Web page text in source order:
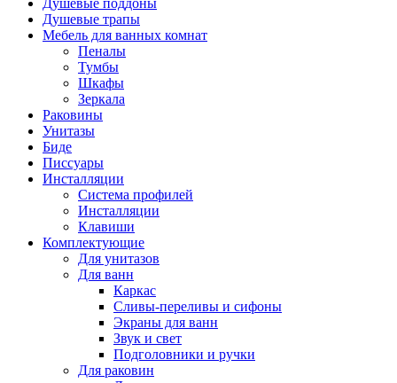
Душевые поддоны
Душевые трапы
Мебель для ванных комнат
Пеналы
Тумбы
Шкафы
Зеркала
Раковины
Унитазы
Биде
Писсуары
Инсталляции
Система профилей
Инсталляции
Клавиши
Комплектующие
Для унитазов
Для ванн
Каркас
Сливы-переливы и сифоны
Экраны для ванн
Звук и свет
Подголовники и ручки
Для раковин